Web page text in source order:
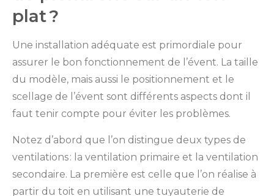
plat ?
Une installation adéquate est primordiale pour
assurer le bon fonctionnement de l’évent. La taille
du modèle, mais aussi le positionnement et le
scellage de l’évent sont différents aspects dont il
faut tenir compte pour éviter les problèmes.
Notez d’abord que l’on distingue deux types de
ventilations : la ventilation primaire et la ventilation
secondaire. La première est celle que l’on réalise à
partir du toit en utilisant une tuyauterie de